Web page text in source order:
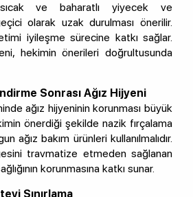
ve baharatlı yiyecek ve
olarak uzak durulması önerilir.
iyileşme sürecine katkı sağlar.
hekimin önerileri doğrultusunda
Sonrası Ağız Hijyeni
ağız hijyeninin korunması büyük
önerdiği şekilde nazik fırçalama
ağız bakım ürünleri kullanılmalıdır.
travmatize etmeden sağlanan
korunmasına katkı sunar.
Sınırlama